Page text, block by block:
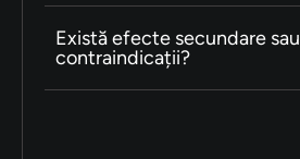
Există efecte secundare sau
contraindicații?